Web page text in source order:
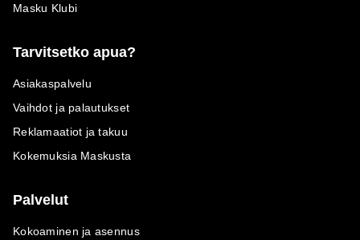
Masku Klubi
Tarvitsetko apua?
Asiakaspalvelu
Vaihdot ja palautukset
Reklamaatiot ja takuu
Kokemuksia Maskusta
Palvelut
Kokoaminen ja asennus